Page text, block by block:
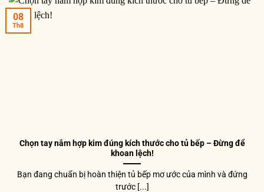
Chọn tay nắm hợp kim đúng kích thước cho tủ bếp – Đừng để
khoan lệch!
Bạn đang chuẩn bị hoàn thiện tủ bếp mơ ước của mình và đứng
trước [...]
08
Th8